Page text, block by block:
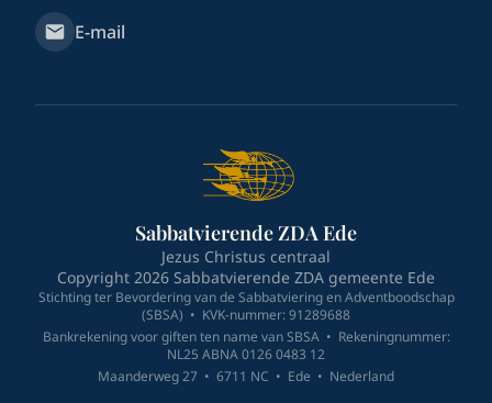
E-mail
Sabbatvierende ZDA Ede
Jezus Christus centraal
Copyright 2026 Sabbatvierende ZDA gemeente Ede
Stichting ter Bevordering van de Sabbatviering en Adventboodschap
(SBSA) • KVK-nummer: 91289688
Bankrekening voor giften ten name van SBSA • Rekeningnummer:
NL25 ABNA 0126 0483 12
Maanderweg 27 • 6711 NC • Ede • Nederland